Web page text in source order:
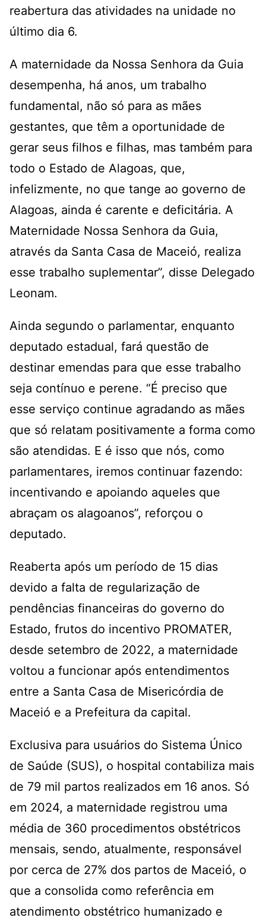
reabertura das atividades na unidade no
último dia 6.
A maternidade da Nossa Senhora da Guia
desempenha, há anos, um trabalho
fundamental, não só para as mães
gestantes, que têm a oportunidade de
gerar seus filhos e filhas, mas também para
todo o Estado de Alagoas, que,
infelizmente, no que tange ao governo de
Alagoas, ainda é carente e deficitária. A
Maternidade Nossa Senhora da Guia,
através da Santa Casa de Maceió, realiza
esse trabalho suplementar”, disse Delegado
Leonam.
Ainda segundo o parlamentar, enquanto
deputado estadual, fará questão de
destinar emendas para que esse trabalho
seja contínuo e perene. “É preciso que
esse serviço continue agradando as mães
que só relatam positivamente a forma como
são atendidas. E é isso que nós, como
parlamentares, iremos continuar fazendo:
incentivando e apoiando aqueles que
abraçam os alagoanos”, reforçou o
deputado.
Reaberta após um período de 15 dias
devido a falta de regularização de
pendências financeiras do governo do
Estado, frutos do incentivo PROMATER,
desde setembro de 2022, a maternidade
voltou a funcionar após entendimentos
entre a Santa Casa de Misericórdia de
Maceió e a Prefeitura da capital.
Exclusiva para usuários do Sistema Único
de Saúde (SUS), o hospital contabiliza mais
de 79 mil partos realizados em 16 anos. Só
em 2024, a maternidade registrou uma
média de 360 procedimentos obstétricos
mensais, sendo, atualmente, responsável
por cerca de 27% dos partos de Maceió, o
que a consolida como referência em
atendimento obstétrico humanizado e